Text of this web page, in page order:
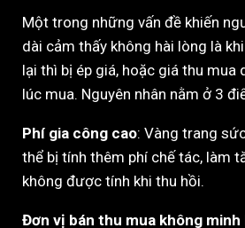
Một trong những vấn đề khiến
dài cảm thấy không hài lòng là
lại thì bị ép giá, hoặc giá thu mua
lúc mua. Nguyên nhân nằm ở 3
Phí gia công cao: Vàng trang
thể bị tính thêm phí chế tác, làm
không được tính khi thu hồi.
Đơn vị bán thu mua không minh